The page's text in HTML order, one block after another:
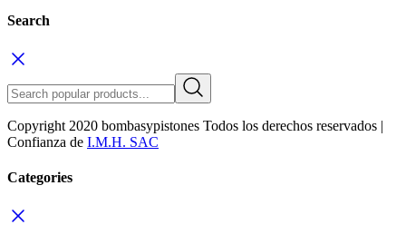
Search
Copyright 2020 bombasypistones Todos los derechos reservados |
Confianza de I.M.H. SAC
Categories